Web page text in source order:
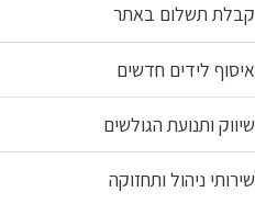
קבלת תשלום באתר
איסוף לידים חדשים
שיווק ותנועת הגולשים
שירותי ניהול ותחזוקה